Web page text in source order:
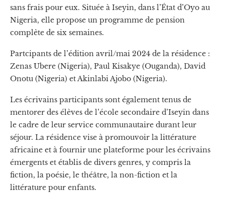
sans frais pour eux. Située à Iseyin, dans l’État d’Oyo au
Nigeria, elle propose un programme de pension
complète de six semaines.
Partcipants de l’édition avril/mai 2024 de la résidence :
Zenas Ubere (Nigeria), Paul Kisakye (Ouganda), David
Onotu (Nigeria) et Akinlabi Ajobo (Nigeria).
Les écrivains participants sont également tenus de
mentorer des élèves de l’école secondaire d’Iseyin dans
le cadre de leur service communautaire durant leur
séjour. La résidence vise à promouvoir la littérature
africaine et à fournir une plateforme pour les écrivains
émergents et établis de divers genres, y compris la
fiction, la poésie, le théâtre, la non-fiction et la
littérature pour enfants.